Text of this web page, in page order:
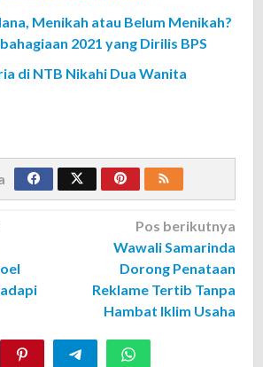
Menikah atau Belum Menikah?
2021 yang Dirilis BPS
di NTB Nikahi Dua Wanita
Pos berikutnya
Wawali Samarinda
Dorong Penataan
Reklame Tertib Tanpa
Hambat Iklim Usaha